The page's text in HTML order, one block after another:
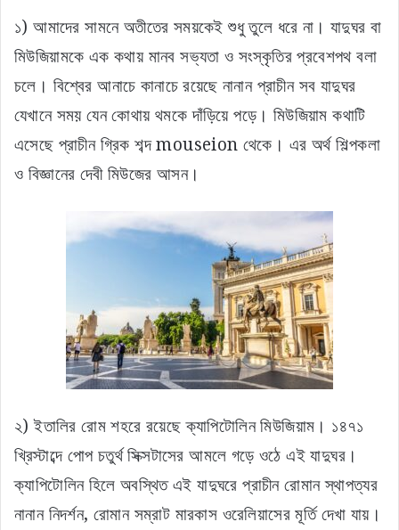
১) আমাদের সামনে অতীতের সময়কেই শুধু তুলে ধরে না। যাদুঘর বা
মিউজিয়ামকে এক কথায় মানব সভ্যতা ও সংস্কৃতির প্রবেশপথ বলা
চলে। বিশ্বের আনাচে কানাচে রয়েছে নানান প্রাচীন সব যাদুঘর
যেখানে সময় যেন কোথায় থমকে দাঁড়িয়ে পড়ে। মিউজিয়াম কথাটি
এসেছে প্রাচীন গ্রিক শব্দ mouseion থেকে। এর অর্থ শিল্পকলা
ও বিজ্ঞানের দেবী মিউজের আসন।
২) ইতালির রোম শহরে রয়েছে ক্যাপিটোলিন মিউজিয়াম। ১৪৭১
খ্রিস্টাব্দে পোপ চতুর্থ সিক্সটাসের আমলে গড়ে ওঠে এই যাদুঘর।
ক্যাপিটোলিন হিলে অবস্থিত এই যাদুঘরে প্রাচীন রোমান স্থাপত্যর
নানান নিদর্শন, রোমান সম্রাট মারকাস ওরেলিয়াসের মূর্তি দেখা যায়।